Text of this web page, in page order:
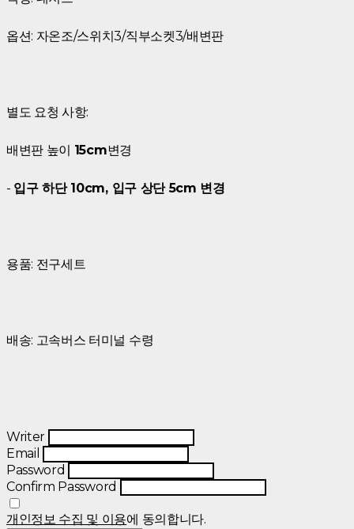
옵션: 자온조/스위치3/직부소켓3/배변판
별도 요청 사항:
배변판 높이 15cm변경
- 입구 하단 10cm, 입구 상단 5cm 변경
용품: 전구세트
배송: 고속버스 터미널 수령
Writer
Email
Password
Confirm Password
개인정보 수집 및 이용에 동의합니다.